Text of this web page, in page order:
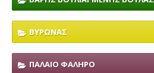
ΒΥΡΩΝΑΣ
ΠΑΛΑΙΟ ΦΑΛΗΡΟ